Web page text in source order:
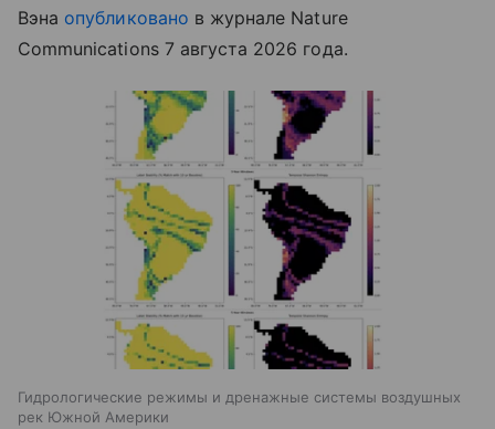
Вэна опубликовано в журнале Nature
Communications 7 августа 2026 года.
Гидрологические режимы и дренажные системы воздушных
рек Южной Америки